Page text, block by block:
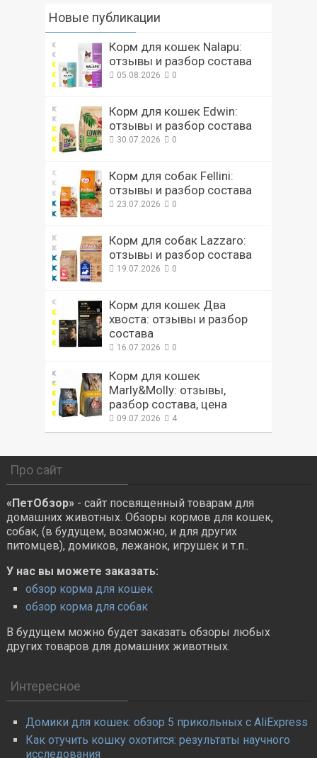
Новые публикации
Корм для кошек Nalapu:
отзывы и разбор состава
05.08.2026 0
Корм для кошек Edwin:
отзывы и разбор состава
30.07.2026 0
Корм для собак Fellini:
отзывы и разбор состава
23.07.2026 0
Корм для собак Lazzaro:
отзывы и разбор состава
19.07.2026 0
Корм для кошек Два
хвоста: отзывы и разбор
состава
16.07.2026 0
Корм для кошек
Marly&Molly: отзывы,
разбор состава, цена
09.07.2026 4
Про сайт
«ПетОбзор»- сайт посвященный товарам для
домашних животных. Обзоры кормов для кошек,
собак, (в будущем, возможно, и для других
питомцев), домиков, лежанок, игрушек и т.п..
У нас вы можете заказать:
обзор корма для кошек
обзор корма для собак
В будущем можно будет заказать обзоры любых
других товаров для домашних животных.
Интересное
Домики для кошек: обзор 5 прикольных с AliExpress
Как отучить кошку охотится: результаты научного
исследования